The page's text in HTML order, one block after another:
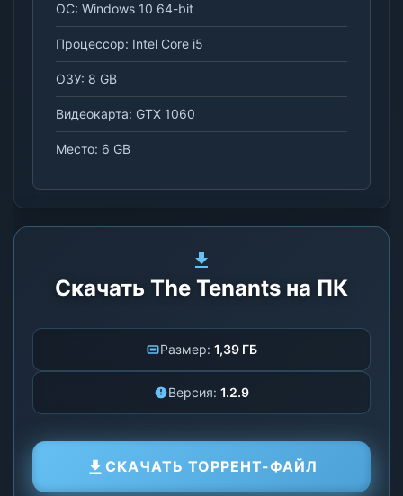
ОС: Windows 10 64-bit
Процессор: Intel Core i5
ОЗУ: 8 GB
Видеокарта: GTX 1060
Место: 6 GB
Скачать The Tenants на ПК
Размер: 1,39 ГБ
Версия: 1.2.9
СКАЧАТЬ ТОРРЕНТ-ФАЙЛ